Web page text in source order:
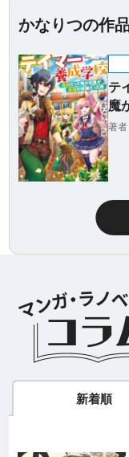
かなりつの作
テ
魔
著
新着順